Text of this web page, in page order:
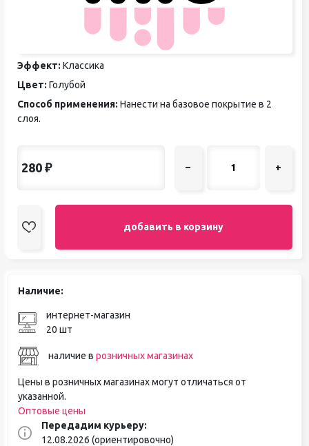
Эффект: Классика
Цвет: Голубой
Способ применения: Нанести на базовое покрытие в 2
слоя.
280 ₽ – +
добавить в корзину
Наличие:
интернет-магазин
20 шт
наличие в розничных магазинах
Цены в розничных магазинах могут отличаться от
указанной.
Оптовые цены
Передадим курьеру:
12.08.2026 (ориентировочно)